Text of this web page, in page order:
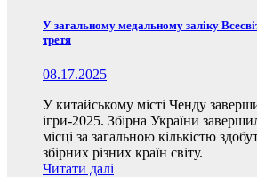
У загальному медальному заліку
третя
08.17.2025
У китайському місті Ченду
ігри-2025. Збірна України
місці за загальною кількістю
збірних різних країн світу.
Читати далі